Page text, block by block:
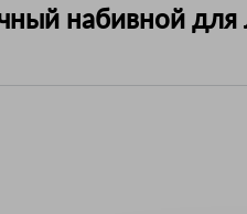
набивной